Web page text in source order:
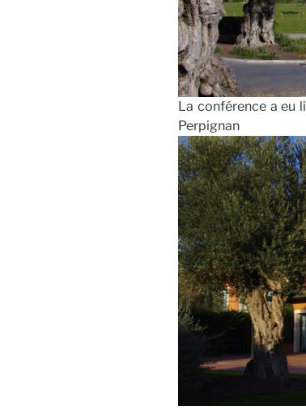
La conférence a eu
Perpignan